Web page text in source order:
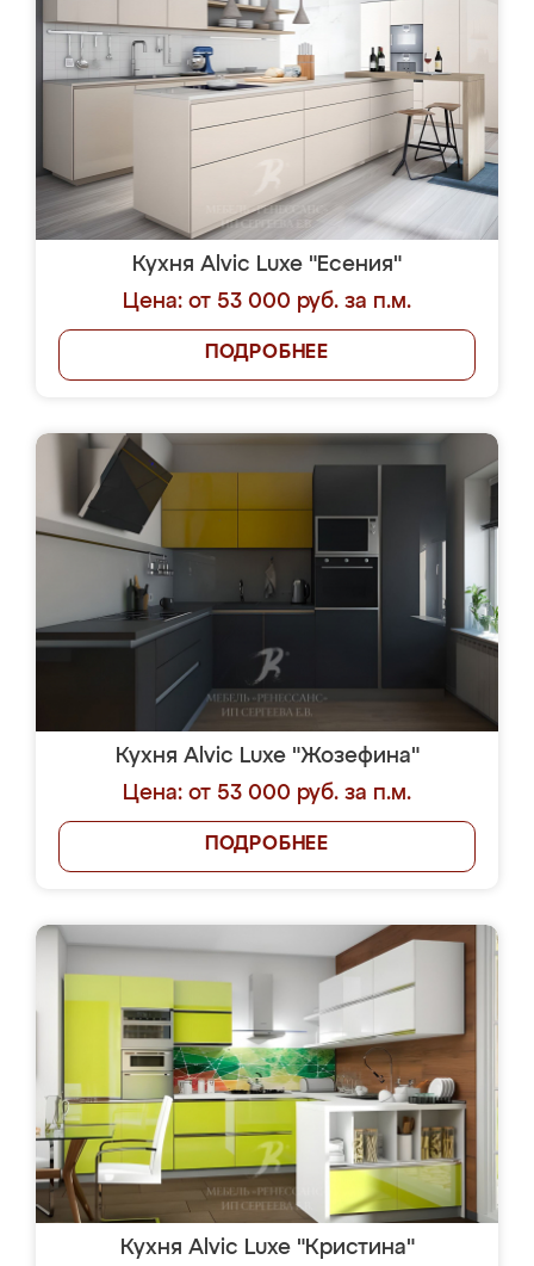
Кухня Alvic Luxe "Есения"
Цена: от 53 000 руб. за п.м.
ПОДРОБНЕЕ
Кухня Alvic Luxe "Жозефина"
Цена: от 53 000 руб. за п.м.
ПОДРОБНЕЕ
Кухня Alvic Luxe "Кристина"